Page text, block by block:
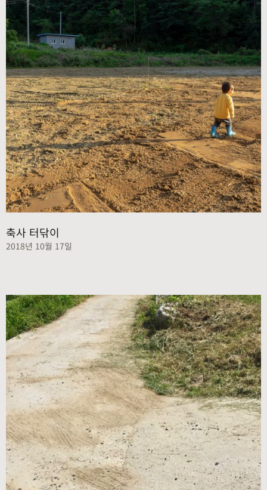
축사 터닦이
2018년 10월 17일